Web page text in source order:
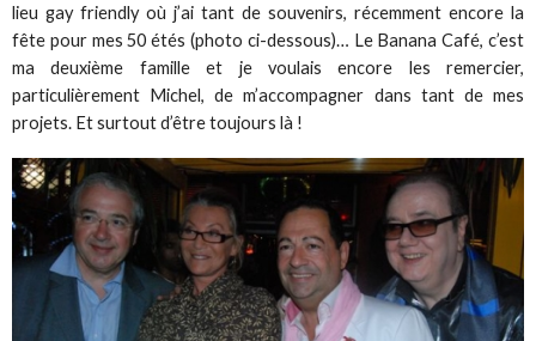
lieu gay friendly où j’ai tant de souvenirs, récemment encore la
fête pour mes 50 étés (photo ci-dessous)… Le Banana Café, c’est
ma deuxième famille et je voulais encore les remercier,
particulièrement Michel, de m’accompagner dans tant de mes
projets. Et surtout d’être toujours là !